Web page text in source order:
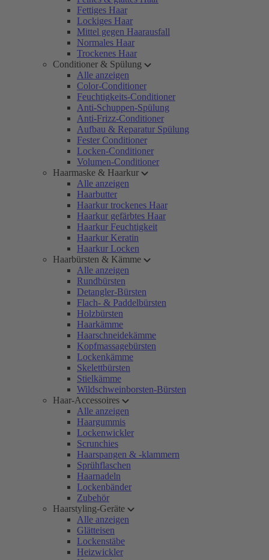
Fettiges Haar
Lockiges Haar
Mittel gegen Haarausfall
Normales Haar
Trockenes Haar
Conditioner & Spülung
Alle anzeigen
Color-Conditioner
Feuchtigkeits-Conditioner
Anti-Schuppen-Spülung
Anti-Frizz-Conditioner
Aufbau & Reparatur Spülung
Fester Conditioner
Locken-Conditioner
Volumen-Conditioner
Haarmaske & Haarkur
Alle anzeigen
Haarbutter
Haarkur trockenes Haar
Haarkur gefärbtes Haar
Haarkur Feuchtigkeit
Haarkur Keratin
Haarkur Locken
Haarbürsten & Kämme
Alle anzeigen
Rundbürsten
Detangler-Bürsten
Flach- & Paddelbürsten
Holzbürsten
Haarkämme
Haarschneidekämme
Kopfmassagebürsten
Lockenkämme
Skelettbürsten
Stielkämme
Wildschweinborsten-Bürsten
Haar-Accessoires
Alle anzeigen
Haargummis
Lockenwickler
Scrunchies
Haarspangen & -klammern
Sprühflaschen
Haarnadeln
Lockenbänder
Zubehör
Haarstyling-Geräte
Alle anzeigen
Glätteisen
Lockenstäbe
Heizwickler